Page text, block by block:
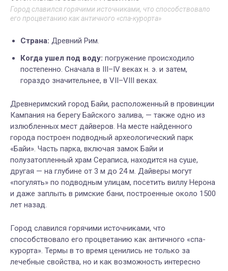
Город славился горячими источниками, что способствовало
его процветанию как античного «спа-курорта»
Страна: Древний Рим.
Когда ушел под воду: погружение происходило
постепенно. Сначала в III–IV веках н. э. и затем,
гораздо значительнее, в VII–VIII веках.
Древнеримский город Байи, расположенный в провинции
Кампания на берегу Байского залива, — также одно из
излюбленных мест дайверов. На месте найденного
города построен подводный археологический парк
«Байи». Часть парка, включая замок Байи и
полузатопленный храм Сераписа, находится на суше,
другая — на глубине от 3 м до 24 м. Дайверы могут
«погулять» по подводным улицам, посетить виллу Нерона
и даже заплыть в римские бани, построенные около 1500
лет назад.
Город славился горячими источниками, что
способствовало его процветанию как античного «спа-
курорта». Термы в то время ценились не только за
лечебные свойства, но и как возможность интересно